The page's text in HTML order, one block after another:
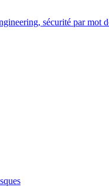
sécurité par mot